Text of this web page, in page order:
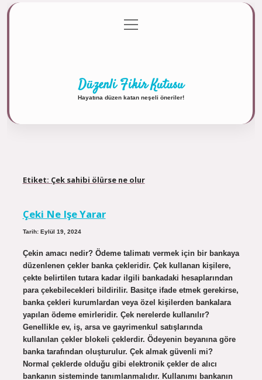
Gizlilik Politikası
menüyü
aç
Düzenli Fikir Kutusu
Hayatına düzen katan neşeli öneriler!
Etiket: Çek sahibi ölürse ne olur
Çeki Ne Işe Yarar
Tarih: Eylül 19, 2024
Çekin amacı nedir? Ödeme talimatı vermek için bir bankaya
düzenlenen çekler banka çekleridir. Çek kullanan kişilere,
çekte belirtilen tutara kadar ilgili bankadaki hesaplarından
para çekebilecekleri bildirilir. Basitçe ifade etmek gerekirse,
banka çekleri kurumlardan veya özel kişilerden bankalara
yapılan ödeme emirleridir. Çek nerelerde kullanılır?
Genellikle ev, iş, arsa ve gayrimenkul satışlarında
kullanılan çekler blokeli çeklerdir. Ödeyenin beyanına göre
banka tarafından oluşturulur. Çek almak güvenli mi?
Normal çeklerde olduğu gibi elektronik çekler de alıcı
bankanın sisteminde tanımlanmalıdır. Kullanımı bankanın